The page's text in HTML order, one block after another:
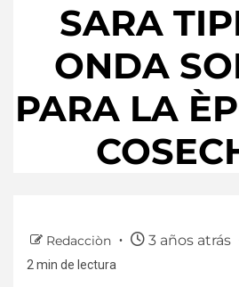
SARA
ONDA
PARA LA
Redacciòn 3 años atrás
2 min de lectura